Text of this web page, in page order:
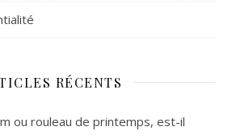
RÉCENTS
ou rouleau de printemps, est-il